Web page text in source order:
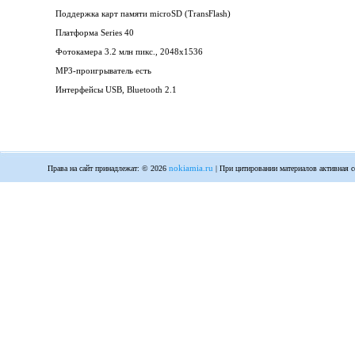
Поддержка карт памяти microSD (TransFlash)
Платформа Series 40
Фотокамера 3.2 млн пикс., 2048x1536
MP3-проигрыватель есть
Интерфейсы USB, Bluetooth 2.1
Права на сайт принадлежат: © 2026 nokiamia.ru | При цитировании материалов активная